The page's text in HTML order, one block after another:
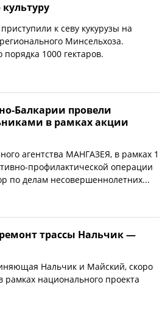
к севу кукурузы на
Минсельхоза.
1000 гектаров.
Балкарии провели
в рамках акции
агентства МАНГАЗЕЯ, в рамках 1
профилактической операции
по делам несовершеннолетних...
трассы Нальчик —
Нальчик и Майский, скоро
рамках национального проекта